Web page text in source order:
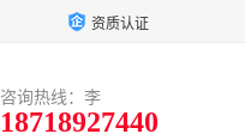
资质认证
咨询热线：李
18718927440